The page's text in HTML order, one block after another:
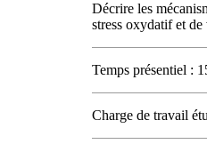
Décrire les
stress oxydatif et
Temps présentiel :
Charge de travail